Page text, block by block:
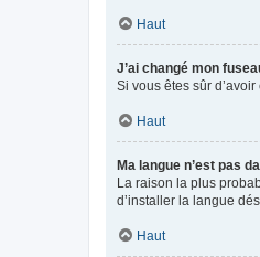
Haut
J’ai changé mon
Si vous êtes sûr
Haut
Ma langue n’est pas
La raison la plus
d’installer la langue
Haut